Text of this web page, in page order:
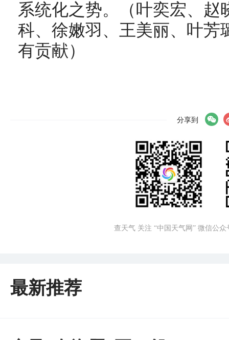
系统化之势。（叶奕宏、赵
科、徐嫩羽、王美丽、叶芳
有贡献）
分享到
查天气 关注 “中国天气网” 微信公众
最新推荐